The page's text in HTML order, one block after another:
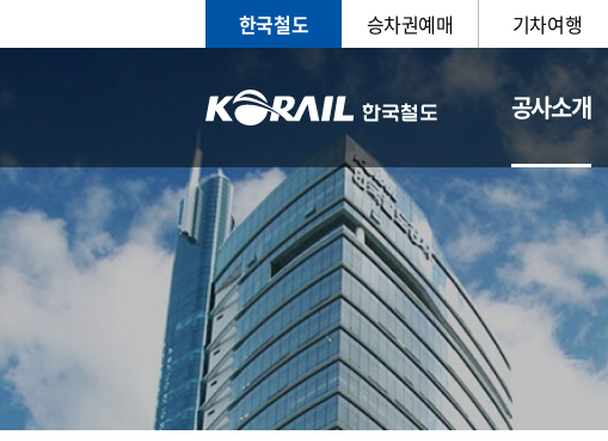
한국철도 승차권예매 기차여행
공사소개
CEO 일반현황